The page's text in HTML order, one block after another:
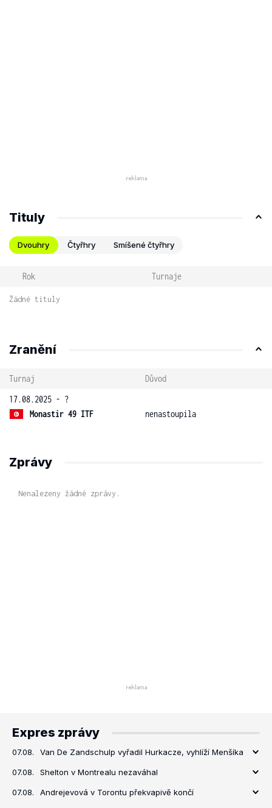
Tituly
Dvouhry Čtyřhry Smíšené čtyřhry
Rok Turnaje
Žádné tituly
Zranění
Turnaj
Důvod
17.08.2025 - ?
Monastir 49 ITF
nenastoupila
Zprávy
Nenalezeny žádné zprávy.
Expres zprávy
07.08. Van De Zandschulp vyřadil Hurkacze, vyhlíží Menšíka
07.08. Shelton v Montrealu nezaváhal
07.08. Andrejevová v Torontu překvapivě končí